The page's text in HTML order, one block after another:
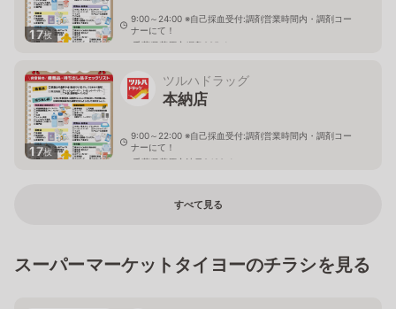
17枚
9:00～24:00 ※自己採血受付:調剤営業時間内・調剤コー
ナーにて！
千葉県茂原市綱島885-1
17枚
ツルハドラッグ
本納店
9:00～22:00 ※自己採血受付:調剤営業時間内・調剤コー
ナーにて！
千葉県茂原市法目2420-1
すべて見る
スーパーマーケットタイヨーのチラシを見る